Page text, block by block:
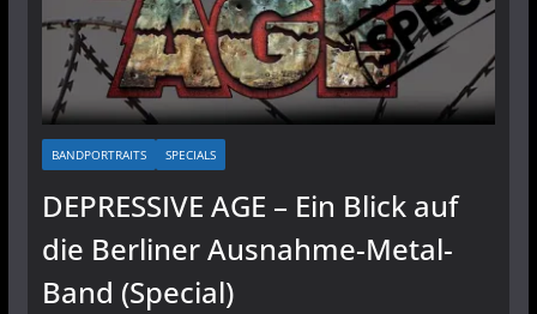
BANDPORTRAITS SPECIALS
DEPRESSIVE AGE – Ein Blick auf
die Berliner Ausnahme-Metal-
Band (Special)